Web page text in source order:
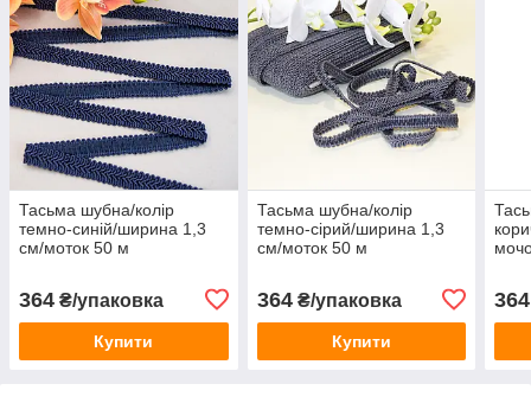
Тасьма шубна/колір
темно-синій/ширина 1,3
см/моток 50 м
364 ₴/упаковка
Купити
Тасьма шубна/колір
темно-сірий/ширина 1,3
см/моток 50 м
364₴/упаковка
Купити
364